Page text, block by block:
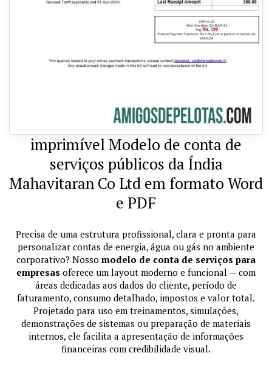
imprimível Modelo de conta de
serviços públicos da Índia
Mahavitaran Co Ltd em formato Word
e PDF
Precisa de uma estrutura profissional, clara e pronta para
personalizar contas de energia, água ou gás no ambiente
corporativo? Nosso modelo de conta de serviços para
empresas oferece um layout moderno e funcional — com
áreas dedicadas aos dados do cliente, período de
faturamento, consumo detalhado, impostos e valor total.
Projetado para uso em treinamentos, simulações,
demonstrações de sistemas ou preparação de materiais
internos, ele facilita a apresentação de informações
financeiras com credibilidade visual.